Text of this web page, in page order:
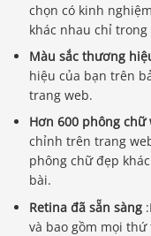
chọn có kinh
khác nhau chỉ trong
Màu sắc thương
hiệu của bạn trên
trang web.
Hơn 600 phông chữ
chỉnh trên trang
phông chữ đẹp
bài.
Retina đã sẵn sàng
và bao gồm mọi